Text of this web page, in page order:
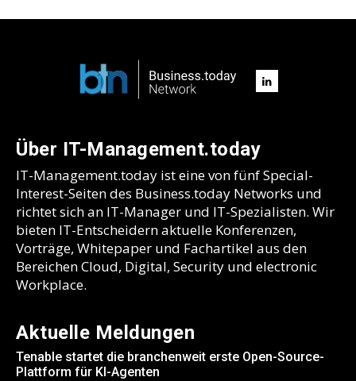
Über IT-Management.today
IT-Management.today ist eine von fünf Special-
Interest-Seiten des Business.today Networks und
richtet sich an IT-Manager und IT-Spezialisten. Wir
bieten IT-Entscheidern aktuelle Konferenzen,
Vorträge, Whitepaper und Fachartikel aus den
Bereichen Cloud, Digital, Security und electronic
Workplace.
Aktuelle Meldungen
Tenable startet die branchenweit erste Open-Source-
Plattform für KI-Agenten